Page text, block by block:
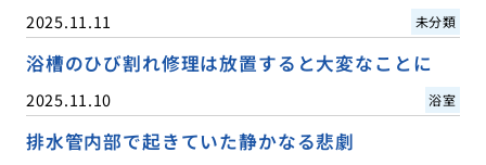
2025.11.11 未分類
浴槽のひび割れ修理は放置すると大変なことに
2025.11.10 浴室
排水管内部で起きていた静かなる悲劇